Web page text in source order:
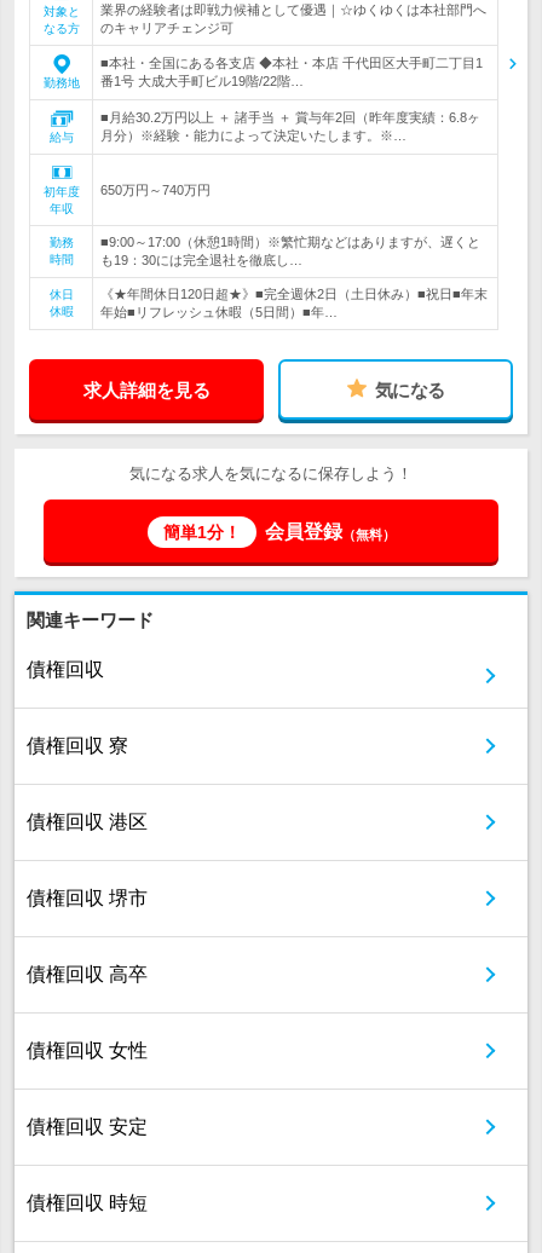
対象と
なる方
業界の経験者は即戦力候補として優遇｜☆ゆくゆくは本社部門へ
のキャリアチェンジ可
勤務地
■本社・全国にある各支店 ◆本社・本店 千代田区大手町二丁目1
番1号 大成大手町ビル19階/22階…
給与
■月給30.2万円以上 ＋ 諸手当 ＋ 賞与年2回（昨年度実績：6.8ヶ
月分）※経験・能力によって決定いたします。※…
初年度
年収
650万円～740万円
勤務
時間
■9:00～17:00（休憩1時間）※繁忙期などはありますが、遅くと
も19：30には完全退社を徹底し…
休日
休暇
《★年間休日120日超★》■完全週休2日（土日休み）■祝日■年末
年始■リフレッシュ休暇（5日間）■年…
求人詳細を見る 気になる
気になる求人を気になるに保存しよう！
簡単1分！ 会員登録（無料）
関連キーワード
債権回収
債権回収 寮
債権回収 港区
債権回収 堺市
債権回収 高卒
債権回収 女性
債権回収 安定
債権回収 時短